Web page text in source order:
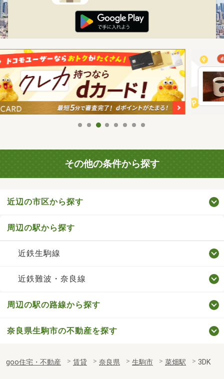
その他の条件から探す
近辺の市区から探す
周辺の駅から探す
近鉄生駒線
近鉄難波・奈良線
周辺の駅の路線から探す
奈良県生駒市の不動産を探す
goo住宅・不動産 賃貸 奈良県 生駒市 菜畑駅 3DK